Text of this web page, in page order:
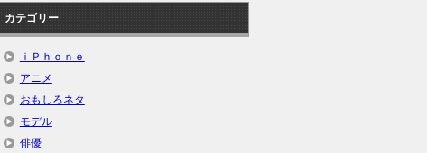
カテゴリー
ｉＰｈｏｎｅ
アニメ
おもしろネタ
モデル
俳優